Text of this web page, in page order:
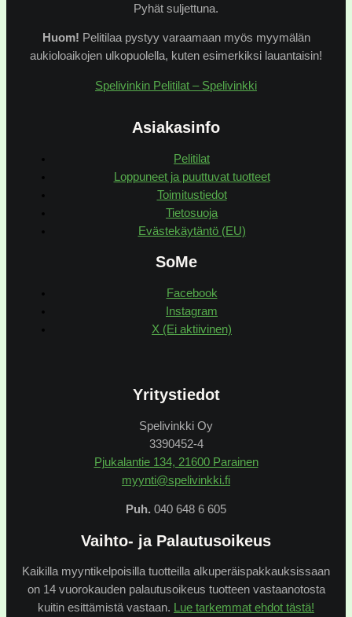
Pyhät suljettuna.
Huom! Pelitilaa pystyy varaamaan myös myymälän
aukioloaikojen ulkopuolella, kuten esimerkiksi lauantaisin!
Spelivinkin Pelitilat – Spelivinkki
Asiakasinfo
Pelitilat
Loppuneet ja puuttuvat tuotteet
Toimitustiedot
Tietosuoja
Evästekäytäntö (EU)
SoMe
Facebook
Instagram
X (Ei aktiivinen)
Yritystiedot
Spelivinkki Oy
3390452-4
Pjukalantie 134, 21600 Parainen
myynti@spelivinkki.fi
Puh. 040 648 6 605
Vaihto- ja Palautusoikeus
Kaikilla myyntikelpoisilla tuotteilla alkuperäispakkauksissaan
on 14 vuorokauden palautusoikeus tuotteen vastaanotosta
kuitin esittämistä vastaan. Lue tarkemmat ehdot tästä!